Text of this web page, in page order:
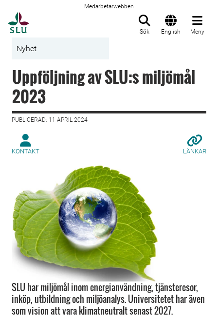
Medarbetarwebben
Sök English Meny
Nyhet
Uppföljning av SLU:s miljömål
2023
PUBLICERAD: 11 APRIL 2024
KONTAKT LÄNKAR
SLU har miljömål inom energianvändning, tjänsteresor,
inköp, utbildning och miljöanalys. Universitetet har även
som vision att vara klimatneutralt senast 2027.